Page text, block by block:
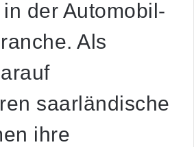
der Automobil-
Als
saarländische
ihre